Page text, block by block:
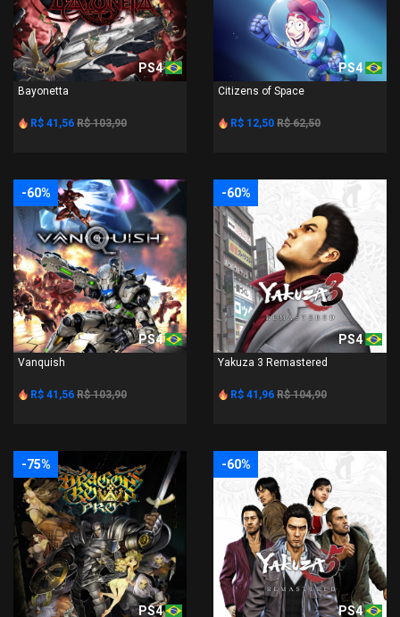
PS4
Bayonetta
R$ 41,56 R$ 103,90
PS4
Citizens of Space
R$ 12,50 R$ 62,50
-60%
PS4
Vanquish
R$ 41,56 R$ 103,90
-60%
PS4
Yakuza 3 Remastered
R$ 41,96 R$ 104,90
-75%
PS4
-60%
PS4